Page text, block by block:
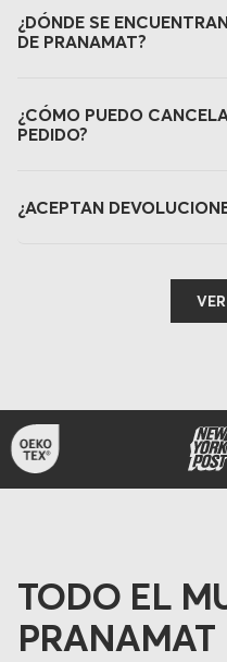
¿DÓNDE SE
DE PRANAMAT?
¿CÓMO PUEDO
PEDIDO?
¿ACEPTAN
TODO EL
PRANAMAT